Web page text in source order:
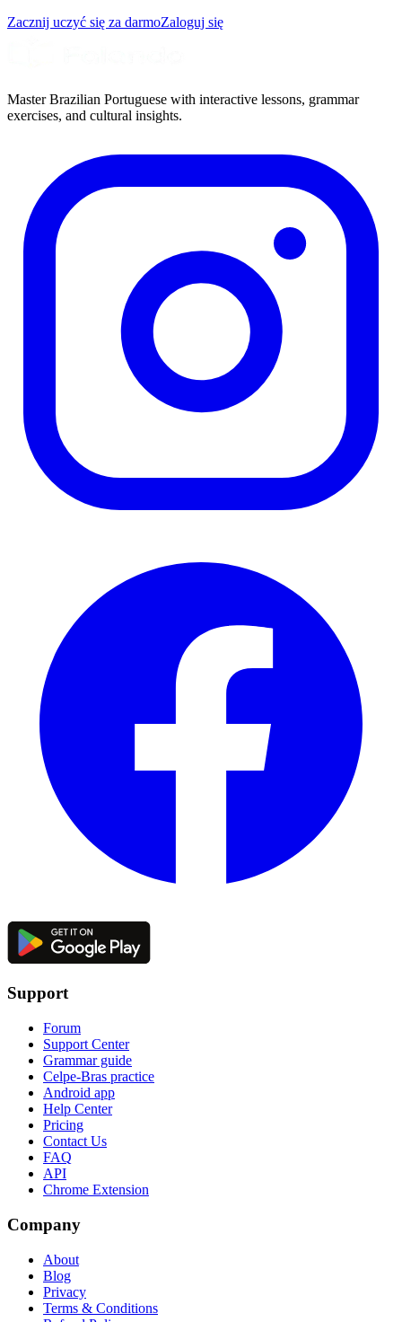
Zacznij uczyć się za darmoZaloguj się
Master Brazilian Portuguese with interactive lessons, grammar
exercises, and cultural insights.
Support
Forum
Support Center
Grammar guide
Celpe-Bras practice
Android app
Help Center
Pricing
Contact Us
FAQ
API
Chrome Extension
Company
About
Blog
Privacy
Terms & Conditions